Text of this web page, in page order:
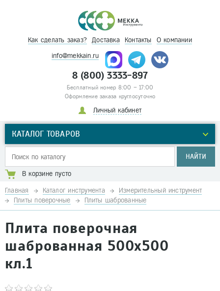
Как сделать заказ? Доставка Контакты О компании
info@mekkain.ru
8 (800) 3333-897
Бесплатный номер 8:00 – 17:00
Оформление заказа круглосуточно
Личный кабинет
КАТАЛОГ ТОВАРОВ
НАЙТИ
В корзине пусто
Главная Каталог инструмента
Измерительный инструмент
Плиты поверочные
Плиты шаброванные
Плита поверочная
шаброванная 500х500
кл.1